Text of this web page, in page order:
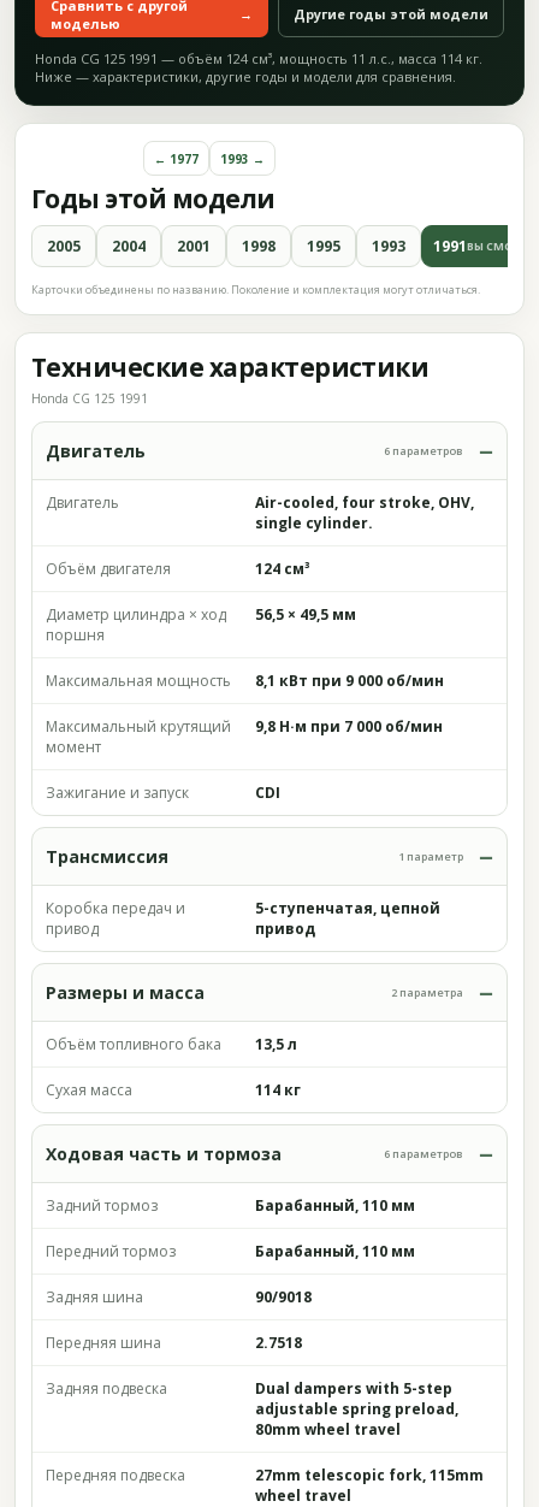
Сравнить с другой
моделью
→ Другие годы этой модели
Honda CG 125 1991 — объём 124 см³, мощность 11 л.с., масса 114 кг.
Ниже — характеристики, другие годы и модели для сравнения.
Годы этой модели
← 1977 1993 →
2005 2004 2001 1998 1995 1993 1991ВЫ
Карточки объединены по названию. Поколение и комплектация могут отличаться.
Технические характеристики
Honda CG 125 1991
Двигатель 6 параметров
Двигатель
Air-cooled, four stroke, OHV,
single cylinder.
Объём двигателя 124 см³
Диаметр цилиндра × ход
поршня
56,5 × 49,5 мм
Максимальная мощность 8,1 кВт при 9 000 об/мин
Максимальный крутящий
момент
9,8 Н·м при 7 000 об/мин
Зажигание и запуск CDI
Трансмиссия 1 параметр
Коробка передач и
привод
5-ступенчатая, цепной
привод
Размеры и масса 2 параметра
Объём топливного бака 13,5 л
Сухая масса 114 кг
Ходовая часть и тормоза 6 параметров
Задний тормоз Барабанный, 110 мм
Передний тормоз Барабанный, 110 мм
Задняя шина 90/9018
Передняя шина 2.7518
Задняя подвеска
Dual dampers with 5-step
adjustable spring preload,
80mm wheel travel
Передняя подвеска
27mm telescopic fork, 115mm
wheel travel